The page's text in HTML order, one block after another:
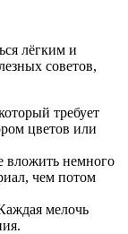
лёгким и
советов,
требует
цветов или
вложить немного
чем потом
мелочь